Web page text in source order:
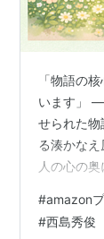
「物語の
います」 ―
せられた
る湊かな
人の心の
て、正直か
映像作品と
#amazon
#西島秀俊